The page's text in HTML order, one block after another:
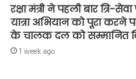
रक्षा मंत्री ने पहली बार त्रि-
यात्रा अभियान को पूरा करने
के चालक दल को सम्मानित
1 week ago